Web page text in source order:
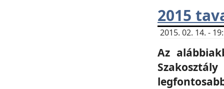
2015
2015. 02. 14. -
Az